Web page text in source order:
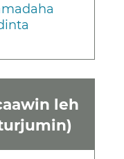
leh